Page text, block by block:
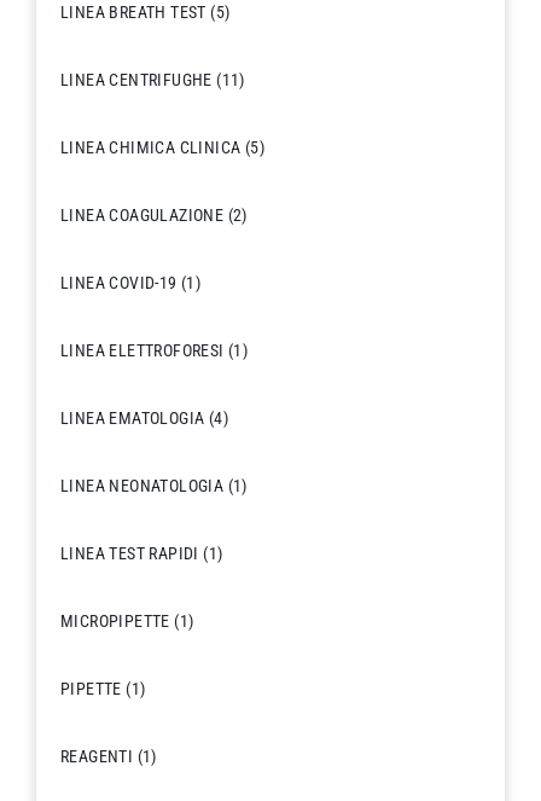
LINEA BREATH TEST (5)
LINEA CENTRIFUGHE (11)
LINEA CHIMICA CLINICA (5)
LINEA COAGULAZIONE (2)
LINEA COVID-19 (1)
LINEA ELETTROFORESI (1)
LINEA EMATOLOGIA (4)
LINEA NEONATOLOGIA (1)
LINEA TEST RAPIDI (1)
MICROPIPETTE (1)
PIPETTE (1)
REAGENTI (1)